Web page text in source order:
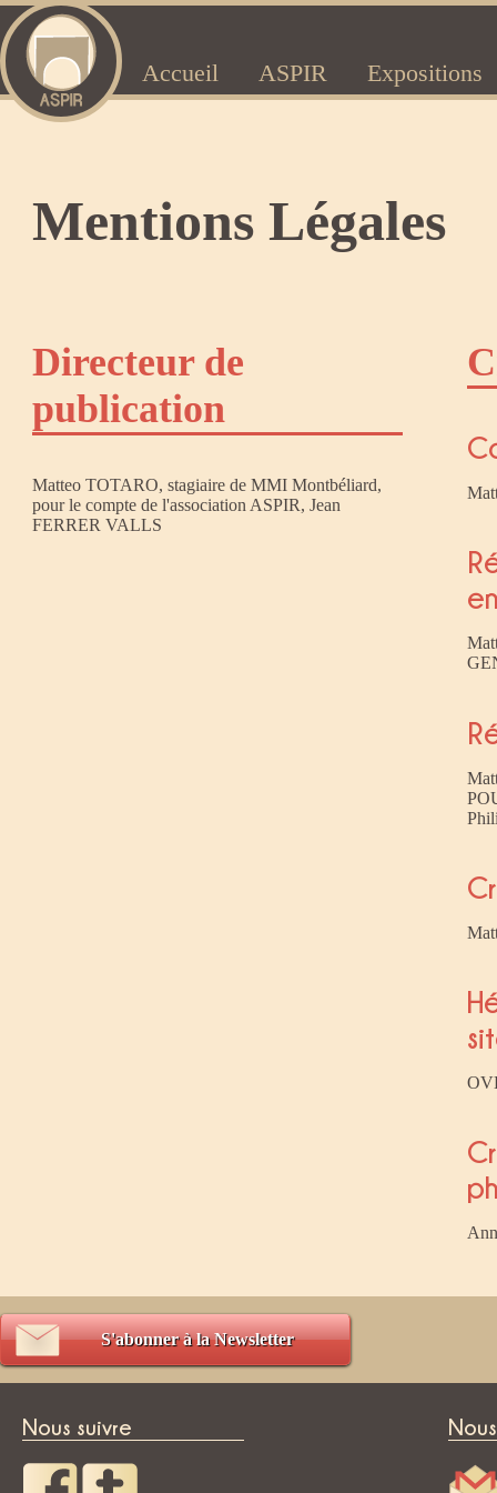
Accueil ASPIR Expositions
Mentions Légales
Directeur de
publication
Matteo TOTARO, stagiaire de MMI Montbéliard,
pour le compte de l'association ASPIR, Jean
FERRER VALLS
S'abonner à la Newsletter
Nous suivre